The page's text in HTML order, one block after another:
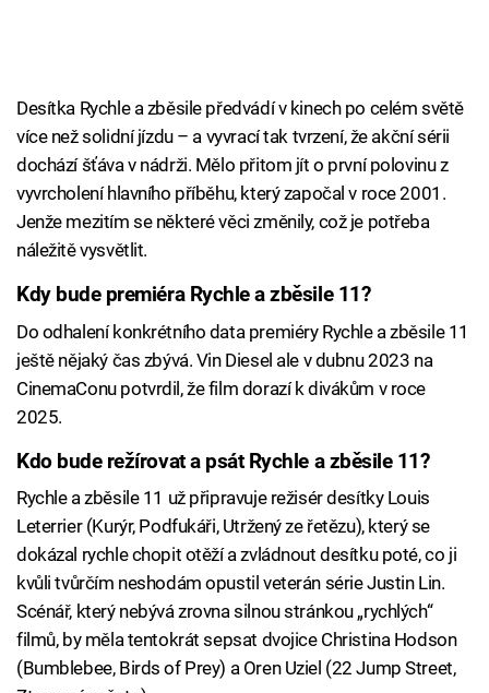
Desítka Rychle a zběsile předvádí v kinech po celém světě
více než solidní jízdu – a vyvrací tak tvrzení, že akční sérii
dochází šťáva v nádrži. Mělo přitom jít o první polovinu z
vyvrcholení hlavního příběhu, který započal v roce 2001.
Jenže mezitím se některé věci změnily, což je potřeba
náležitě vysvětlit.
Kdy bude premiéra Rychle a zběsile 11?
Do odhalení konkrétního data premiéry Rychle a zběsile 11
ještě nějaký čas zbývá. Vin Diesel ale v dubnu 2023 na
CinemaConu potvrdil, že film dorazí k divákům v roce
2025.
Kdo bude režírovat a psát Rychle a zběsile 11?
Rychle a zběsile 11 už připravuje režisér desítky Louis
Leterrier (Kurýr, Podfukáři, Utržený ze řetězu), který se
dokázal rychle chopit otěží a zvládnout desítku poté, co ji
kvůli tvůrčím neshodám opustil veterán série Justin Lin.
Scénář, který nebývá zrovna silnou stránkou „rychlých“
filmů, by měla tentokrát sepsat dvojice Christina Hodson
(Bumblebee, Birds of Prey) a Oren Uziel (22 Jump Street,